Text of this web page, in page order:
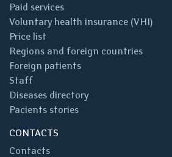
Paid services
Voluntary health insurance (VHI)
Price list
Regions and foreign countries
Foreign patients
Staff
Diseases directory
Pacients stories
CONTACTS
Contacts